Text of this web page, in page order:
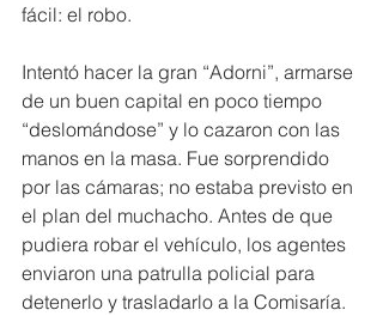
fácil: el robo.
Intentó hacer la gran “Adorni”, armarse
de un buen capital en poco tiempo
“deslomándose” y lo cazaron con las
manos en la masa. Fue sorprendido
por las cámaras; no estaba previsto en
el plan del muchacho. Antes de que
pudiera robar el vehículo, los agentes
enviaron una patrulla policial para
detenerlo y trasladarlo a la Comisaría.